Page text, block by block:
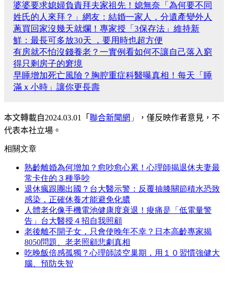
婆婆要求媳婦負責拜夫家祖先！媳無奈「為何要不同
姓氏的人來拜？」網友：結婚一家人，分遺產變外人
蔥買回家沒幾天就爛！專家授「3保存法」維持新
鮮：最長可多放30天 ，要用時也超方便
有房就不怕沒錢養老？一實例看如何不讓自己落入窮
得只剩房子的窘境
早睡增加死亡風險？胸腔重症科醫曝真相！每天「睡
滿ｘ小時」讓你更長壽
本文轉載自2024.03.01 「 聯合新聞網 」
，僅反映作者意見，不
代表本社立場。
相關文章
熟齡離婚為何增加？愈吵愈心累！心理師揭退休夫妻最
常卡住的３種爭吵
退休瘋跟團出國？台大醫示警：反覆抽膝關節積水恐致
感染，正確休養才能避免化膿
人體老化像手機電池健康度衰退！痠痛是「低電量警
告」台大醫授４招自我照顧
老後離不開子女，只會使晚年不幸？日本高齡專家揭
8050問題、老老照顧悲劇真相
吃晚飯倍感孤獨？心理師談空巢期，用１０習慣強健大
腦、預防失智